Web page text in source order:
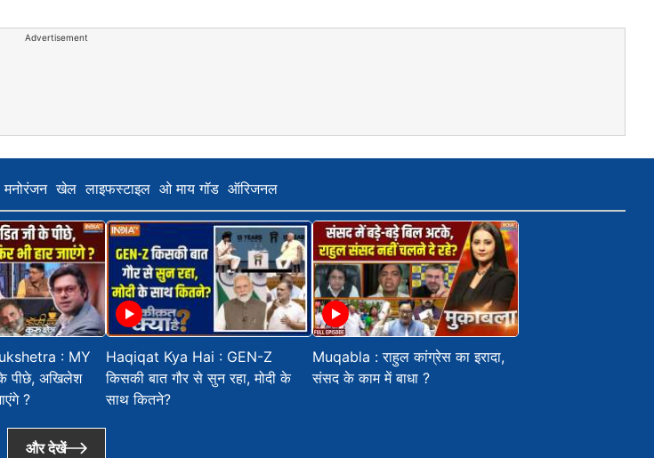
Advertisement
मनोरंजन खेल लाइफस्टाइल ओ माय गॉड ऑरिजनल
: MY
पीछे, अखिलेश
?
Haqiqat Kya Hai : GEN-Z
किसकी बात गौर से सुन रहा, मोदी के
साथ कितने?
Muqabla : राहुल कांग्रेस का इरादा,
संसद के काम में बाधा ?
और देखें